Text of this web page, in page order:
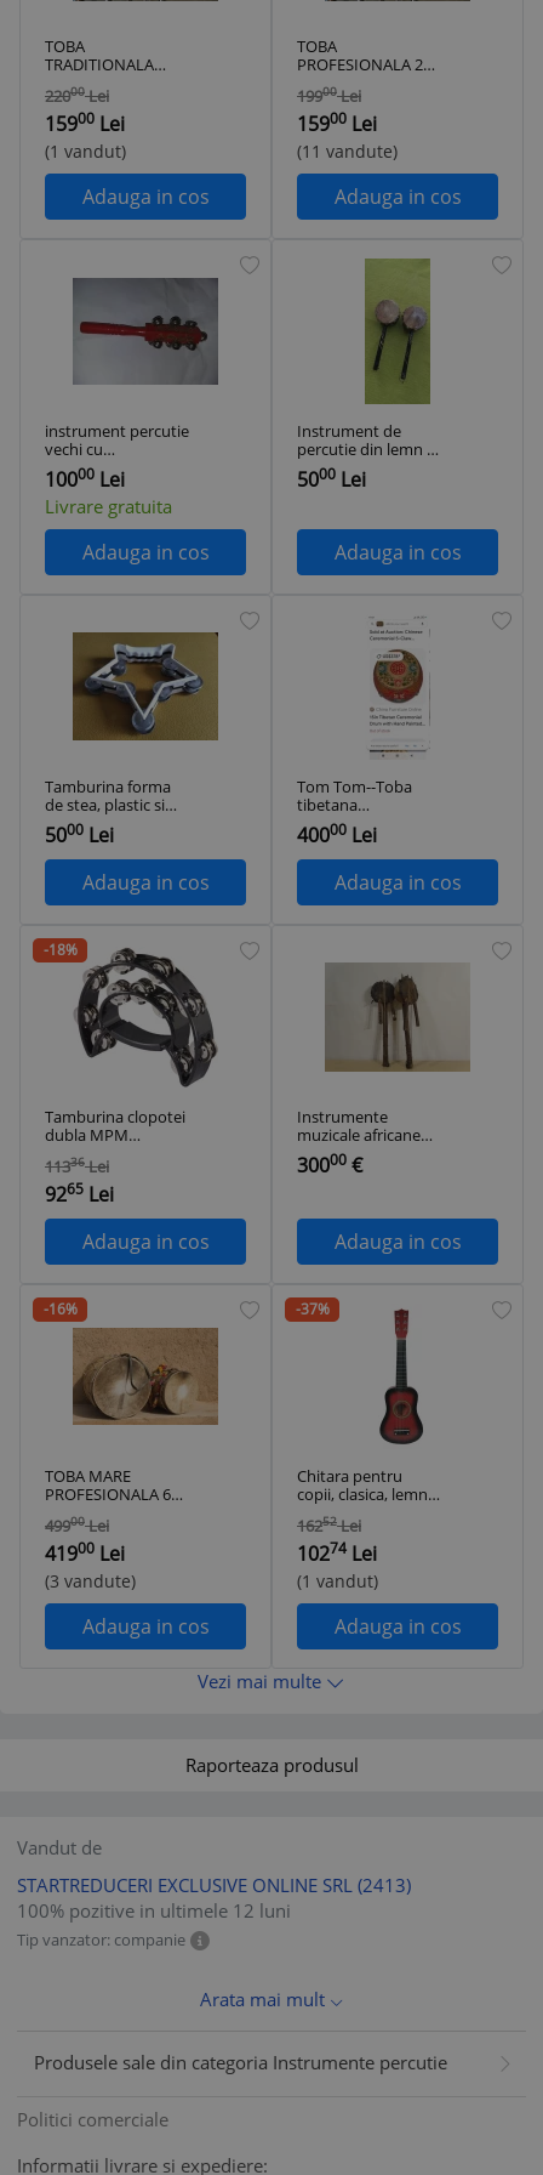
TOBA
TRADITIONALA
ORIGINALA
MAROCANA,HAND
MADE,IDEALA
COLIND,FORMATIE,BETE.NOUA!
22000 Lei
15900 Lei
(1 vandut)
Adauga in cos
TOBA
PROFESIONALA 25
CM,HAM SI BETE
INCLUSE,2
FETE,TOBA
ORIGINALA
MAROC,NOUA!
19900 Lei
15900 Lei
(11 vandute)
Adauga in cos
instrument percutie
vechi cu
zurgalai,instrument
vechi percutie
colectie,T.GRAT
10000 Lei
Livrare gratuita
Adauga in cos
Instrument de
percutie din lemn si
piele de porc 2 buc
5000 Lei
Adauga in cos
Tamburina forma
de stea, plastic si
metal, instrument
muzical percutie
5000 Lei
Adauga in cos
Tom Tom--Toba
tibetana
ceremoniala
40000 Lei
Adauga in cos
-18%
Tamburina clopotei
dubla MPM
percutie plastic
negru
11336 Lei
9265 Lei
Adauga in cos
Instrumente
muzicale africane
|lemn, calabash,
piele| RarE
30000 €
Adauga in cos
-16%
TOBA MARE
PROFESIONALA 60
,DUBLU BASS,BETE
SI HAM
INCLUSE,GALERII,FORMATII...
49900 Lei
41900 Lei
(3 vandute)
Adauga in cos
-37%
Chitara pentru
copii, clasica, lemn,
Junior, 54 cm
16252 Lei
10274 Lei
(1 vandut)
Adauga in cos
Vezi mai multe
Raporteaza produsul
Vandut de
STARTREDUCERI EXCLUSIVE ONLINE SRL (2413)
100% pozitive in ultimele 12 luni
Tip vanzator: companie
Arata mai mult
Produsele sale din categoria Instrumente percutie
Politici comerciale
Informatii livrare si expediere: